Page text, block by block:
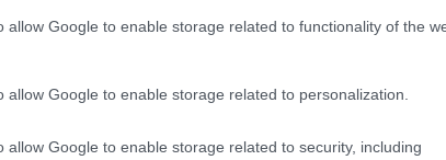
allow Google to enable storage related to functionality of the
allow Google to enable storage related to personalization.
allow Google to enable storage related to security, including
διοργάνωση. Ουσιαστικά η εν λόγω
προδεδικασμένο για μελλοντικές
τις προκηρύξεις των πρωταθλημάτων.
για τα παραπάνω και αν θα διαφοροποιήσει